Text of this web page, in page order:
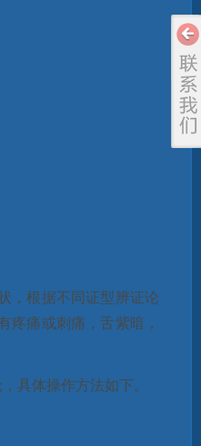
，根据不同证型辨证论
疼痛或刺痛，舌紫暗，
具体操作方法如下。